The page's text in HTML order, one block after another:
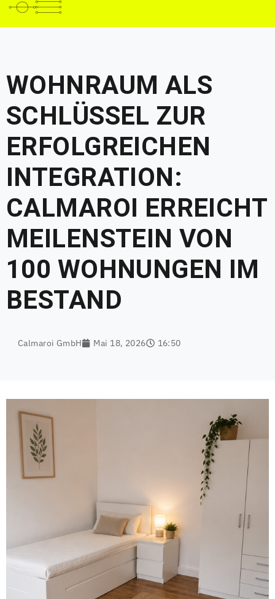
WOHNRAUM ALS
SCHLÜSSEL ZUR
ERFOLGREICHEN
INTEGRATION:
CALMAROI ERREICHT
MEILENSTEIN VON
100 WOHNUNGEN IM
BESTAND
Calmaroi GmbH Mai 18, 2026 16:50